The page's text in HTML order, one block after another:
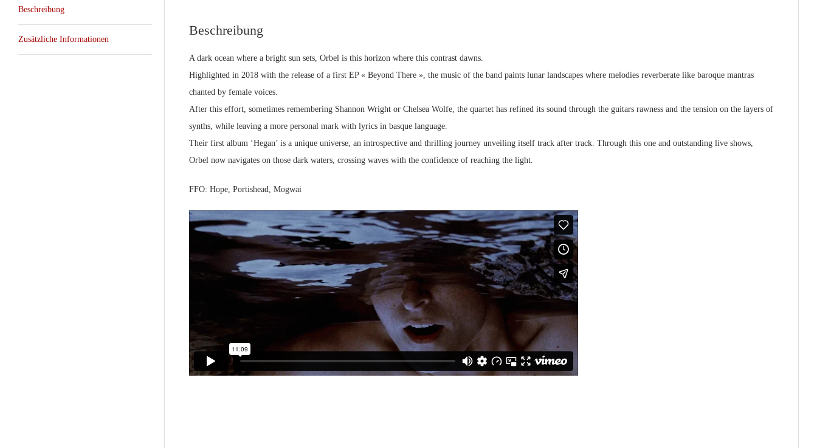
Beschreibung
Zusätzliche Informationen
Beschreibung
A dark ocean where a bright sun sets, Orbel is this horizon where this contrast dawns.
Highlighted in 2018 with the release of a first EP « Beyond There », the music of the band paints lunar landscapes where melodies reverberate like baroque mantras
chanted by female voices.
After this effort, sometimes remembering Shannon Wright or Chelsea Wolfe, the quartet has refined its sound through the guitars rawness and the tension on the layers of
synths, while leaving a more personal mark with lyrics in basque language.
Their first album ‘Hegan’ is a unique universe, an introspective and thrilling journey unveiling itself track after track. Through this one and outstanding live shows,
Orbel now navigates on those dark waters, crossing waves with the confidence of reaching the light.
FFO: Hope, Portishead, Mogwai